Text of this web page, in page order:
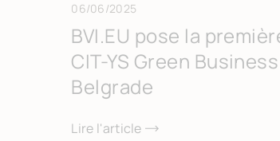
06/06/2025
BVI.EU pose la
CIT-YS Green
Belgrade
Lire l'article